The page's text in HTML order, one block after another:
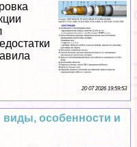
20 07 2026 19:59:53
особенности и